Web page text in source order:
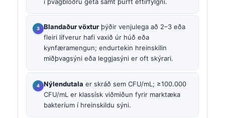
Blandaður vöxtur þýðir venjulega að 2–3 eða
fleiri lífverur hafi vaxið úr húð eða
kynfæramengun; endurtekin hreinskilin
miðþvagsýni eða leggjasýni er oft skýrari.
Nýlendutala er skráð sem CFU/mL; ≥100.000
CFU/mL er klassísk viðmiðun fyrir marktæka
bakteríum í hreinskildu sýni.